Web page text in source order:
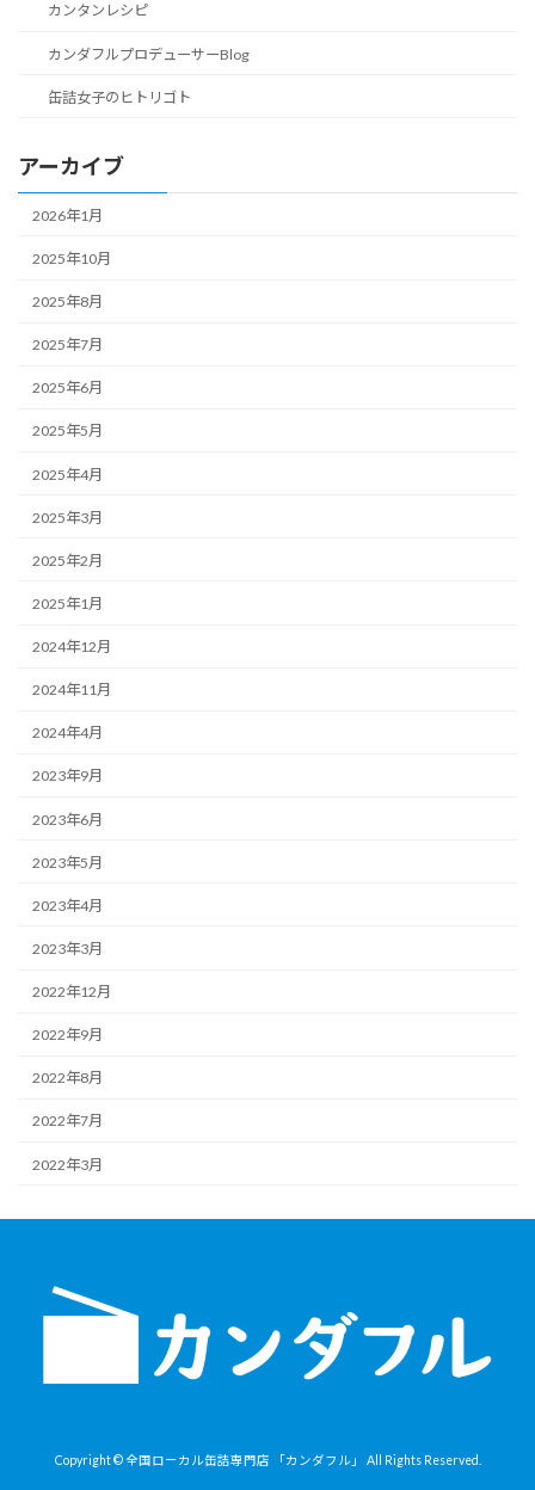
カンタンレシピ
カンダフルプロデューサーBlog
缶詰女子のヒトリゴト
アーカイブ
2026年1月
2025年10月
2025年8月
2025年7月
2025年6月
2025年5月
2025年4月
2025年3月
2025年2月
2025年1月
2024年12月
2024年11月
2024年4月
2023年9月
2023年6月
2023年5月
2023年4月
2023年3月
2022年12月
2022年9月
2022年8月
2022年7月
2022年3月
Copyright © 全国ローカル缶詰専門店 「カンダフル」 All Rights Reserved.